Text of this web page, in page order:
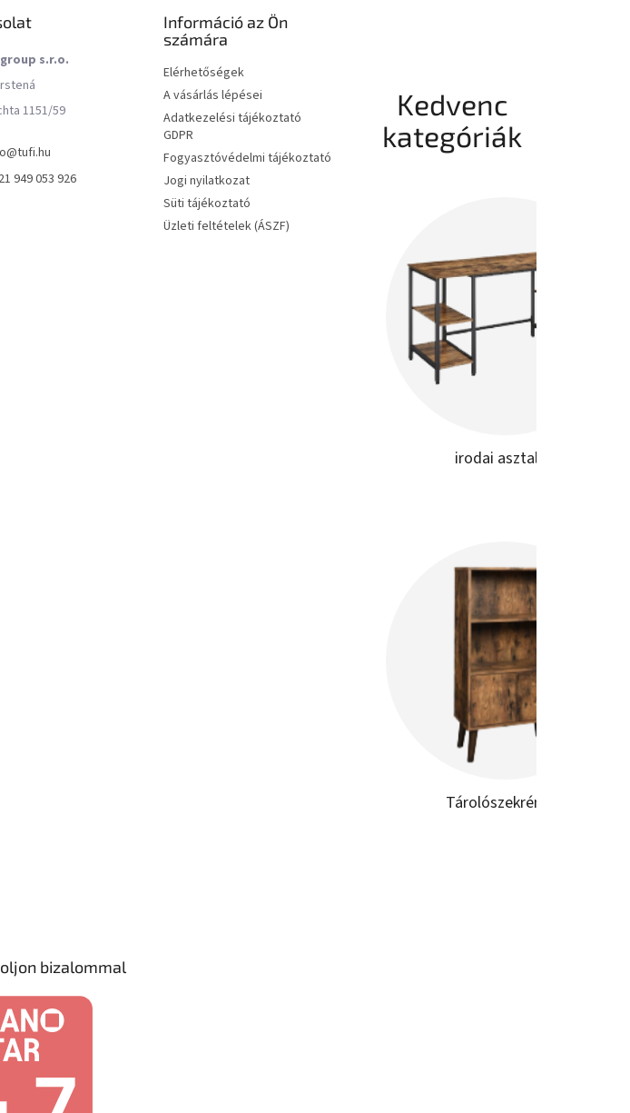
group s.r.o.
1151/59
@tufi.hu
949 053 926
Információ az Ön
számára
Elérhetőségek
A vásárlás lépései
Adatkezelési tájékoztató
GDPR
Fogyasztóvédelmi tájékoztató
Jogi nyilatkozat
Süti tájékoztató
Üzleti feltételek (ÁSZF)
Kedvenc
kategóriák
irodai asztalok
Tárolószekrények
bizalommal